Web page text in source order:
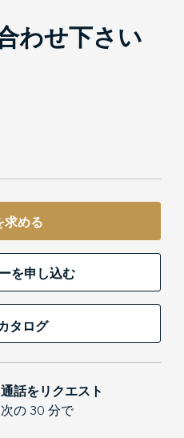
わせ下さい
求める
を申し込む
タログ
話をリクエスト
の 30 分で